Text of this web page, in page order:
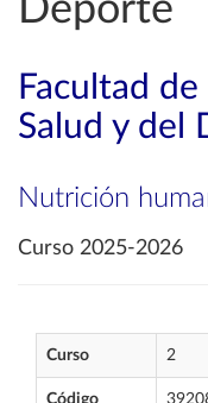
Deporte
Facultad
Salud y del
Nutrición
Curso 2025-2026
Curso 2
Código